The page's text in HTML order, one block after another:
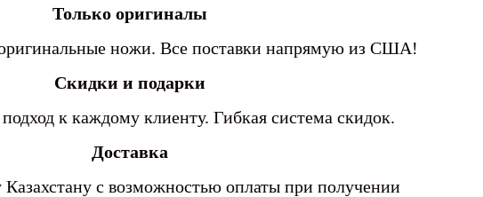
Только оригиналы
ножи. Все поставки напрямую из США!
Скидки и подарки
к каждому клиенту. Гибкая система скидок.
Доставка
Казахстану с возможностью оплаты при получении